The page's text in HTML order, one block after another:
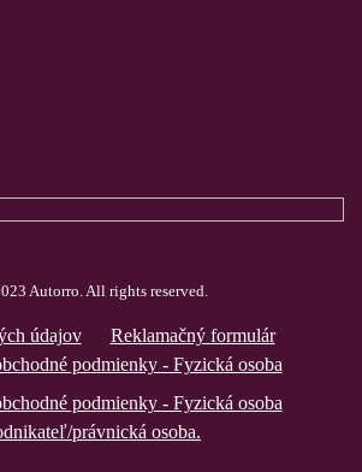
Autorro. All rights reserved.
údajov
Reklamačný formulár
podmienky - Fyzická osoba
podmienky - Fyzická osoba
právnická osoba.